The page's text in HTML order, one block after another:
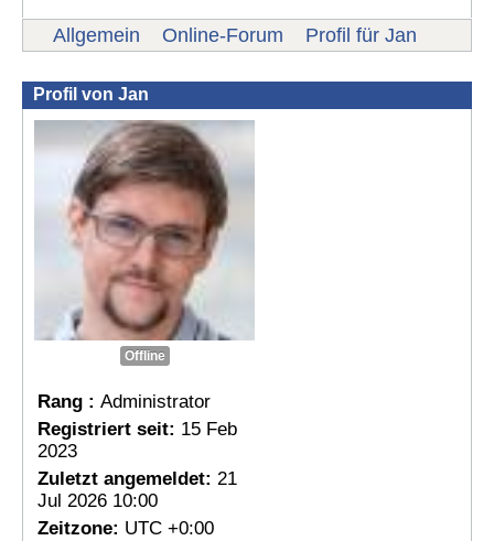
Allgemein Online-Forum Profil für Jan
Profil von Jan
Offline
Rang : Administrator
Registriert seit: 15 Feb
2023
Zuletzt angemeldet: 21
Jul 2026 10:00
Zeitzone: UTC +0:00